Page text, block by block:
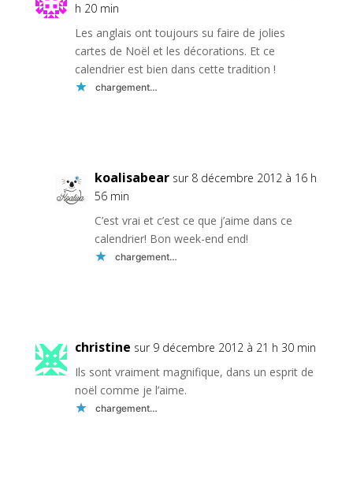
h 20 min
Les anglais ont toujours su faire de jolies
cartes de Noël et les décorations. Et ce
calendrier est bien dans cette tradition !
chargement…
koalisabear sur 8 décembre 2012 à 16 h
56 min
C’est vrai et c’est ce que j’aime dans ce
calendrier! Bon week-end end!
chargement…
christine sur 9 décembre 2012 à 21 h 30 min
Ils sont vraiment magnifique, dans un esprit de
noël comme je l’aime.
chargement…